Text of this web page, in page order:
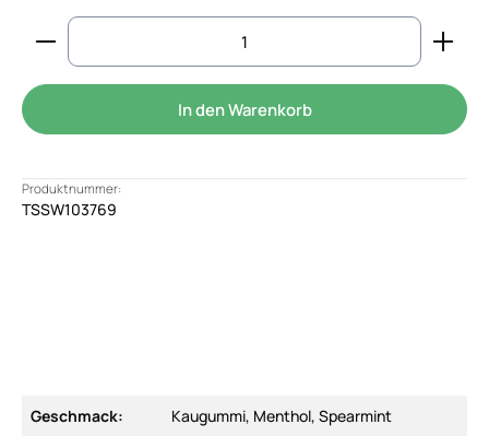
Produkt Anzahl: Gib den gewünschten Wert
In den Warenkorb
Produktnummer:
TSSW103769
Geschmack: Kaugummi, Menthol, Spearmint